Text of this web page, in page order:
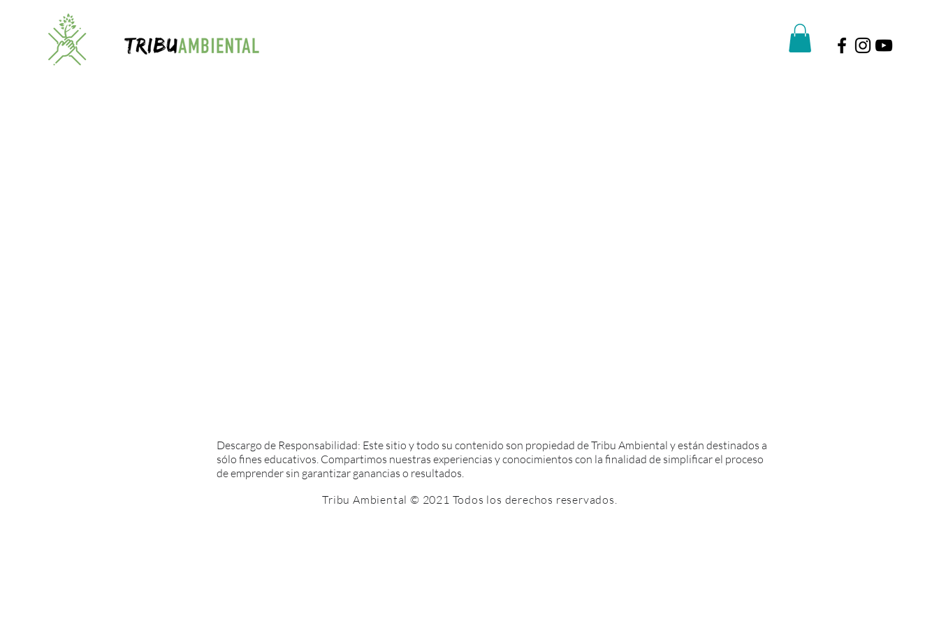
Descargo de Responsabilidad: Este sitio y todo su contenido son propiedad de Tribu Ambiental y están destinados a
sólo fines educativos. Compartimos nuestras experiencias y conocimientos con la finalidad de simplificar el proceso
de emprender sin garantizar ganancias o resultados.
Tribu Ambiental © 2021 Todos los derechos reservados.